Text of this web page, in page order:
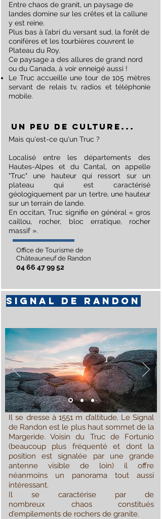
Entre chaos de granit, un paysage de
landes domine sur les crêtes et la callune
y est reine.
Plus bas à l’abri du versant sud, la forêt de
conifères et les tourbières couvrent le
Plateau du Roy.
Ce paysage a des allures de grand nord
ou du Canada, à voir enneigé aussi !
Le Truc accueille une tour de 105 mètres
servant de relais tv, radios et téléphonie
mobile.
un peu de culture...
Mais qu'est-ce qu'un Truc ?
Localisé entre les départements des
Hautes-Alpes et du Cantal, on appelle
"Truc" une hauteur qui ressort sur un
plateau qui est caractérisé
géologiquement par un tertre, une hauteur
sur un terrain de lande.
En occitan, Truc signifie en général « gros
caillou, rocher, bloc erratique, rocher
massif ».
Office de Tourisme de
Châteauneuf de Randon
04 66 47 99 52
signal de randon
Il se dresse à 1551 m d’altitude, Le Signal
de Randon est le plus haut sommet de la
Margeride. Voisin du Truc de Fortunio
(beaucoup plus fréquenté et dont la
position est signalée par une grande
antenne visible de loin) il offre
néanmoins un panorama tout aussi
intéressant.
Il se caractérise par de
nombreux chaosconstitués
d'empilements de rochers de granite.